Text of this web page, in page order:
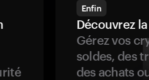
Enfin
Découvrez
Gérez vos
soldes, des
des achats